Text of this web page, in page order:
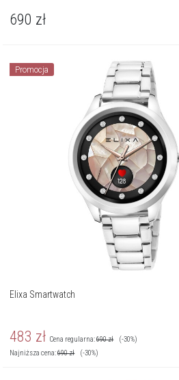
690 zł
Promocja
Elixa Smartwatch
483 zł Cena regularna:690zł
(-30%)
Najniższa cena:690zł (-30%)